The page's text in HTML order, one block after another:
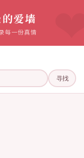
爱墙
每一份真情
寻找